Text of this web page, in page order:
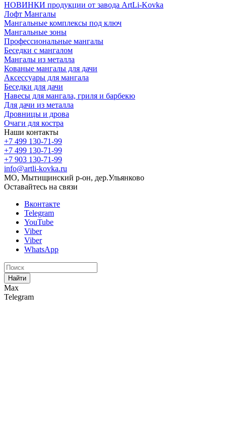
НОВИНКИ продукции от завода ArtLi-Kovka
Лофт Мангалы
Мангальные комплексы под ключ
Мангальные зоны
Профессиональные мангалы
Беседки с мангалом
Мангалы из металла
Кованые мангалы для дачи
Аксессуары для мангала
Беседки для дачи
Навесы для мангала, гриля и барбекю
Для дачи из металла
Дровницы и дрова
Очаги для костра
Наши контакты
+7 499 130-71-99
+7 499 130-71-99
+7 903 130-71-99
info@artli-kovka.ru
МО, Мытищинский р-он, дер.Ульянково
Оставайтесь на связи
Вконтакте
Telegram
YouTube
Viber
Viber
WhatsApp
Найти
Max
Telegram